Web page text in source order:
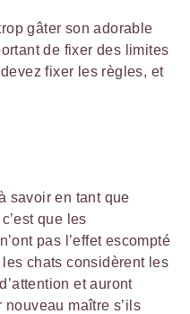
gâter son adorable
de fixer des limites
fixer les règles, et
savoir en tant que
que les
pas l’effet escompté
chats considèrent les
et auront
maître s’ils